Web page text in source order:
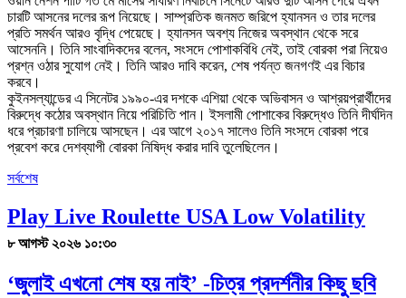
চারটি আসনের দলের রূপ নিয়েছে। সাম্প্রতিক জনমত জরিপে হ্যানসন ও তার দলের
প্রতি সমর্থন আরও বৃদ্ধি পেয়েছে। হ্যানসন অবশ্য নিজের অবস্থান থেকে সরে
আসেননি। তিনি সাংবাদিকদের বলেন, সংসদে পোশাকবিধি নেই, তাই বোরকা পরা নিয়েও
প্রশ্ন ওঠার সুযোগ নেই। তিনি আরও দাবি করেন, শেষ পর্যন্ত জনগণই এর বিচার
করবে।
কুইনসল্যান্ডের এ সিনেটর ১৯৯০-এর দশকে এশিয়া থেকে অভিবাসন ও আশ্রয়প্রার্থীদের
বিরুদ্ধে কঠোর অবস্থান নিয়ে পরিচিতি পান। ইসলামী পোশাকের বিরুদ্ধেও তিনি দীর্ঘদিন
ধরে প্রচারণা চালিয়ে আসছেন। এর আগে ২০১৭ সালেও তিনি সংসদে বোরকা পরে
প্রবেশ করে দেশব্যাপী বোরকা নিষিদ্ধ করার দাবি তুলেছিলেন।
সর্বশেষ
Play Live Roulette USA Low Volatility
৮ আগস্ট ২০২৬ ১০:৩০
‘জুলাই এখনো শেষ হয় নাই’ -চিত্র প্রদর্শনীর কিছু ছবি